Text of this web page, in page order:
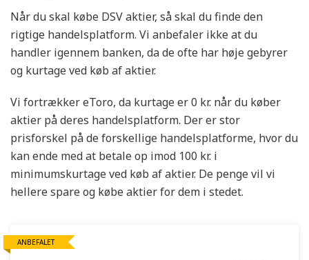
Når du skal købe DSV aktier, så skal du finde den
rigtige handelsplatform. Vi anbefaler ikke at du
handler igennem banken, da de ofte har høje gebyrer
og kurtage ved køb af aktier.
Vi fortrækker eToro, da kurtage er 0 kr. når du køber
aktier på deres handelsplatform. Der er stor
prisforskel på de forskellige handelsplatforme, hvor du
kan ende med at betale op imod 100 kr. i
minimumskurtage ved køb af aktier. De penge vil vi
hellere spare og købe aktier for dem i stedet.
ANBEFALET